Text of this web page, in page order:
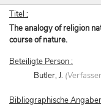
Titel :
The analogy of religion
course of nature.
Beteiligte Person :
Butler, J.
Bibliographische